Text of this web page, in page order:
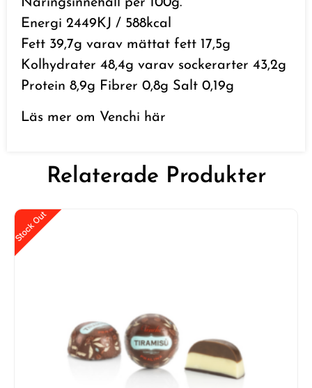
Näringsinnehåll per 100g.
Energi 2449KJ / 588kcal
Fett 39,7g varav mättat fett 17,5g
Kolhydrater 48,4g varav sockerarter 43,2g
Protein 8,9g Fibrer 0,8g Salt 0,19g
Läs mer om Venchi här
Relaterade Produkter
Stock Out